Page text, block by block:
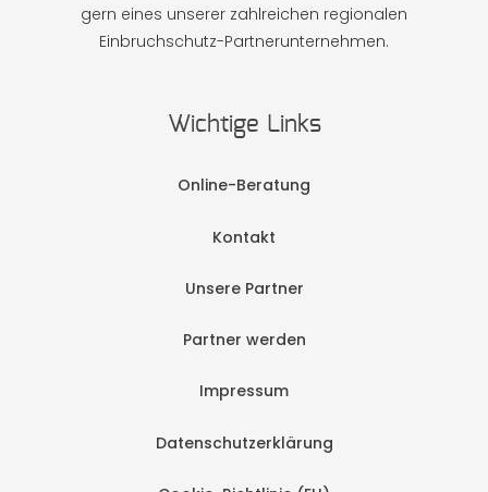
gern eines unserer zahlreichen regionalen
Einbruchschutz-Partnerunternehmen.
Wichtige Links
Online-Beratung
Kontakt
Unsere Partner
Partner werden
Impressum
Datenschutzerklärung